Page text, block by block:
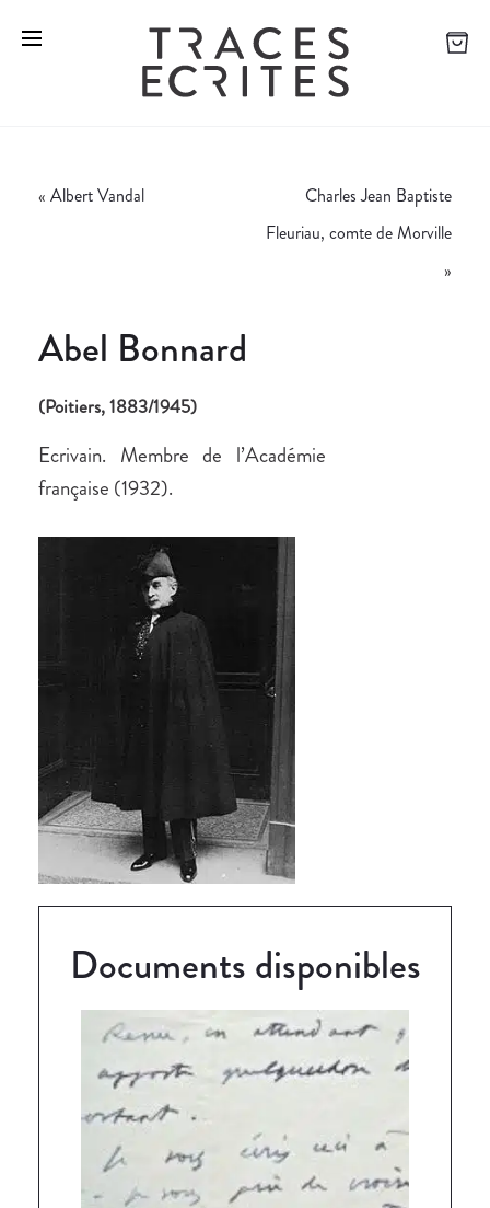
« Albert Vandal
Charles Jean Baptiste
Fleuriau, comte de Morville
»
Abel Bonnard
(Poitiers, 1883/1945)
Ecrivain. Membre de l’Académie
française (1932).
Documents disponibles